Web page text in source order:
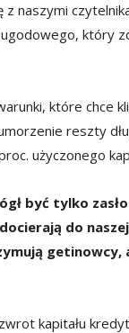
naszymi
który
które chce
reszty
użyczonego
być tylko
do
kapitału